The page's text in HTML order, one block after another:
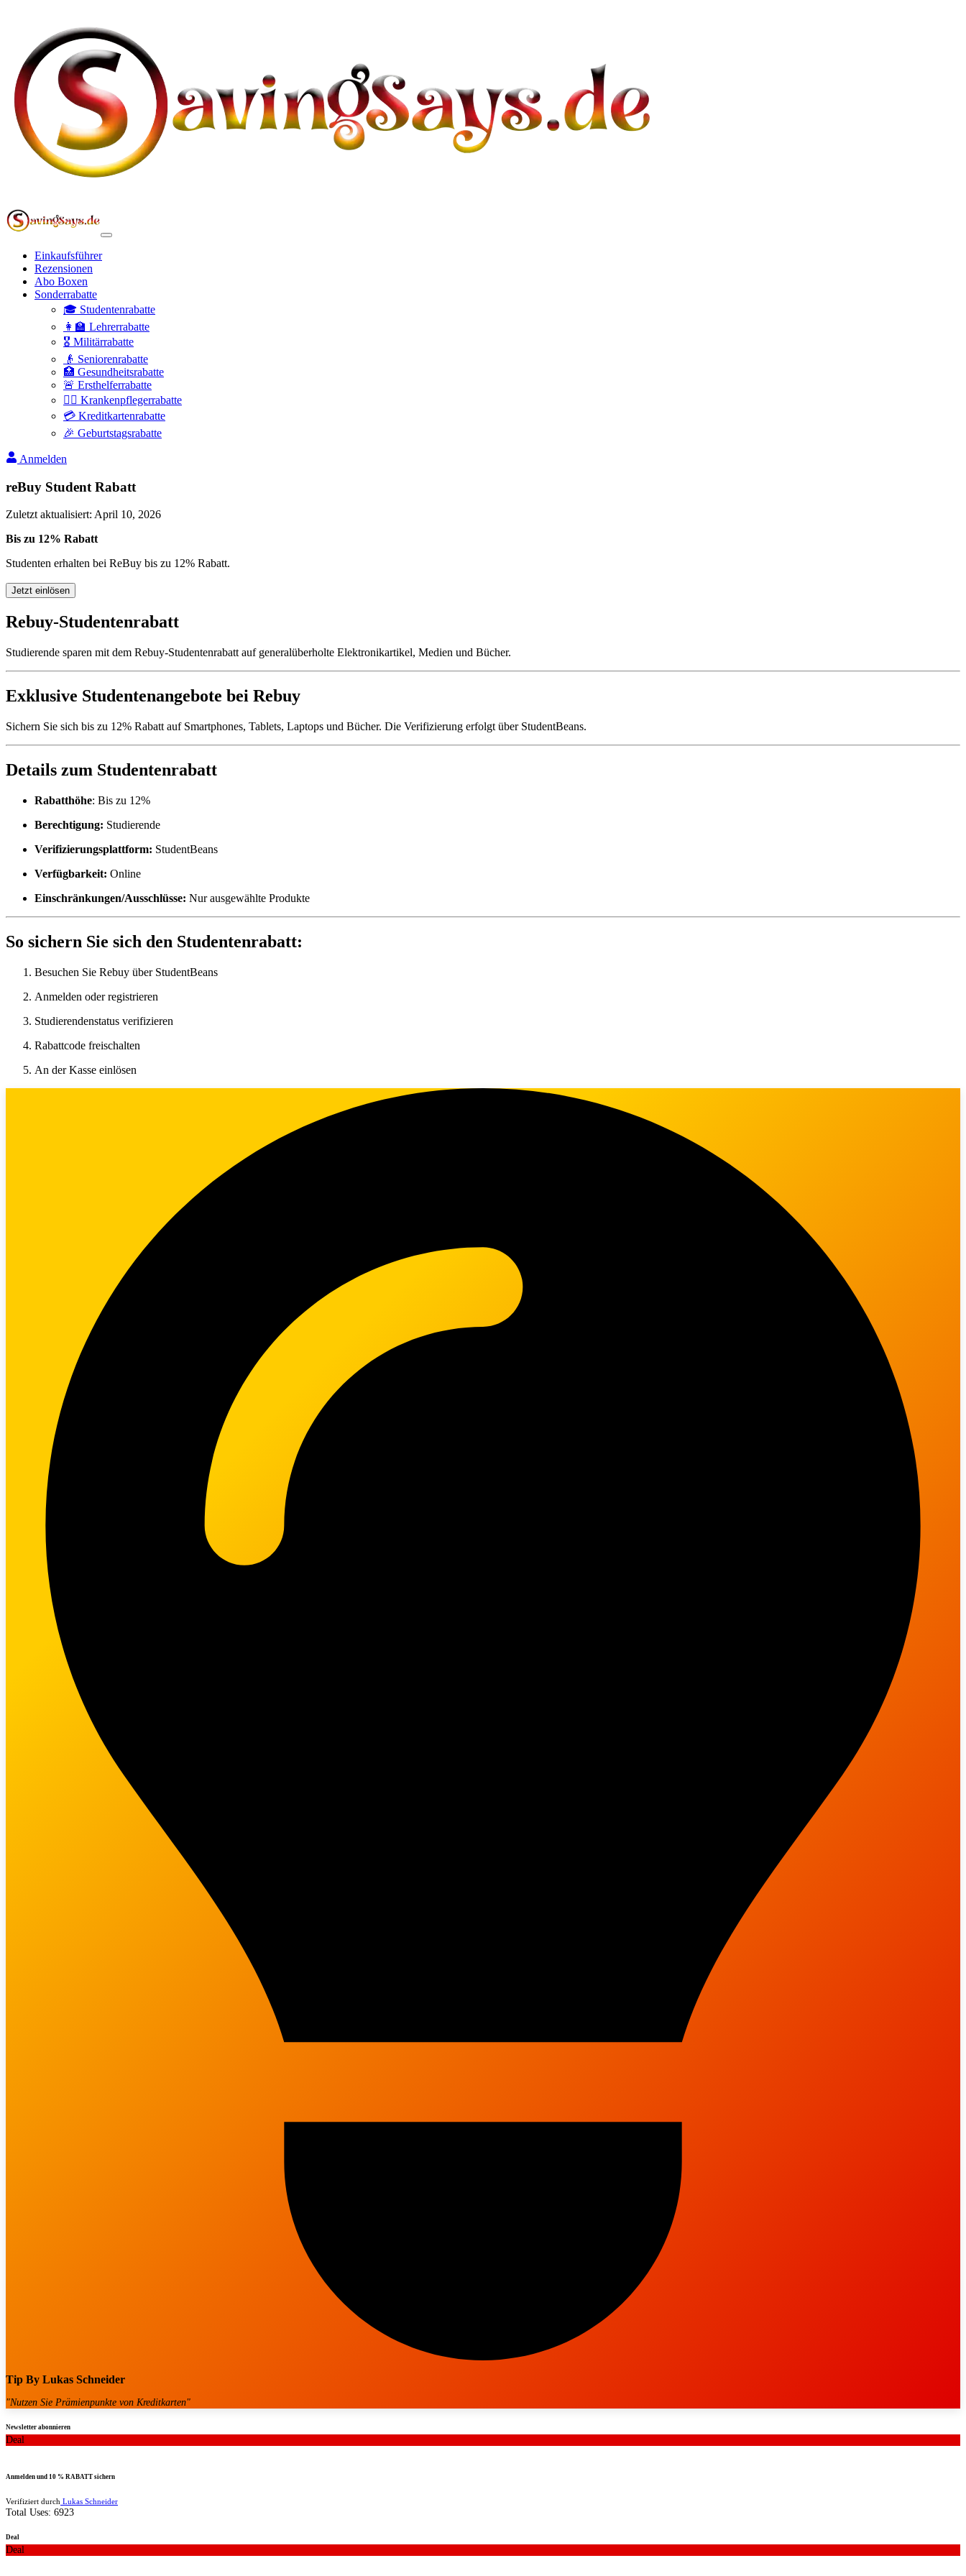
Einkaufsführer
Rezensionen
Abo Boxen
Sonderrabatte
🎓 Studentenrabatte
👩‍🏫 Lehrerrabatte
🎖️ Militärrabatte
👴 Seniorenrabatte
🏥 Gesundheitsrabatte
🚨 Ersthelferrabatte
👩‍⚕️ Krankenpflegerrabatte
💳 Kreditkartenrabatte
🎉 Geburtstagsrabatte
Anmelden
reBuy Student Rabatt
Zuletzt aktualisiert: April 10, 2026
Bis zu 12% Rabatt
Studenten erhalten bei ReBuy bis zu 12% Rabatt.
Jetzt einlösen
Rebuy-Studentenrabatt
Studierende sparen mit dem Rebuy-Studentenrabatt auf generalüberholte Elektronikartikel, Medien und Bücher.
Exklusive Studentenangebote bei Rebuy
Sichern Sie sich bis zu 12% Rabatt auf Smartphones, Tablets, Laptops und Bücher. Die Verifizierung erfolgt über StudentBeans.
Details zum Studentenrabatt
Rabatthöhe: Bis zu 12%
Berechtigung: Studierende
Verifizierungsplattform: StudentBeans
Verfügbarkeit: Online
Einschränkungen/Ausschlüsse: Nur ausgewählte Produkte
So sichern Sie sich den Studentenrabatt:
Besuchen Sie Rebuy über StudentBeans
Anmelden oder registrieren
Studierendenstatus verifizieren
Rabattcode freischalten
An der Kasse einlösen
Tip By Lukas Schneider
"Nutzen Sie Prämienpunkte von Kreditkarten"
Newsletter abonnieren
Deal
Anmelden und 10 % RABATT sichern
Verifiziert durch Lukas Schneider
Total Uses: 6923
Deal
Deal